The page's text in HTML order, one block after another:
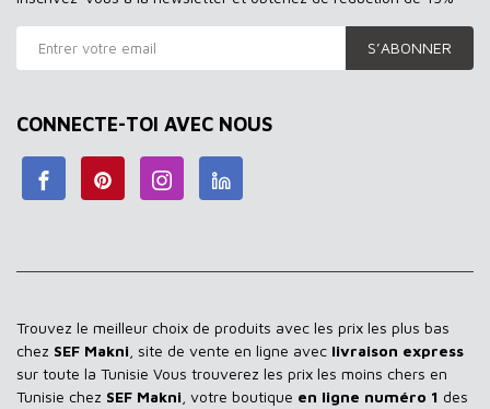
S’ABONNER
CONNECTE-TOI AVEC NOUS
Trouvez le meilleur choix de produits avec les prix les plus bas
chez SEF Makni , site de vente en ligne avec livraison express
sur toute la Tunisie Vous trouverez les prix les moins chers en
Tunisie chez SEF Makni , votre boutique en ligne numéro 1 des